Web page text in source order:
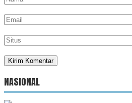
NASIONAL